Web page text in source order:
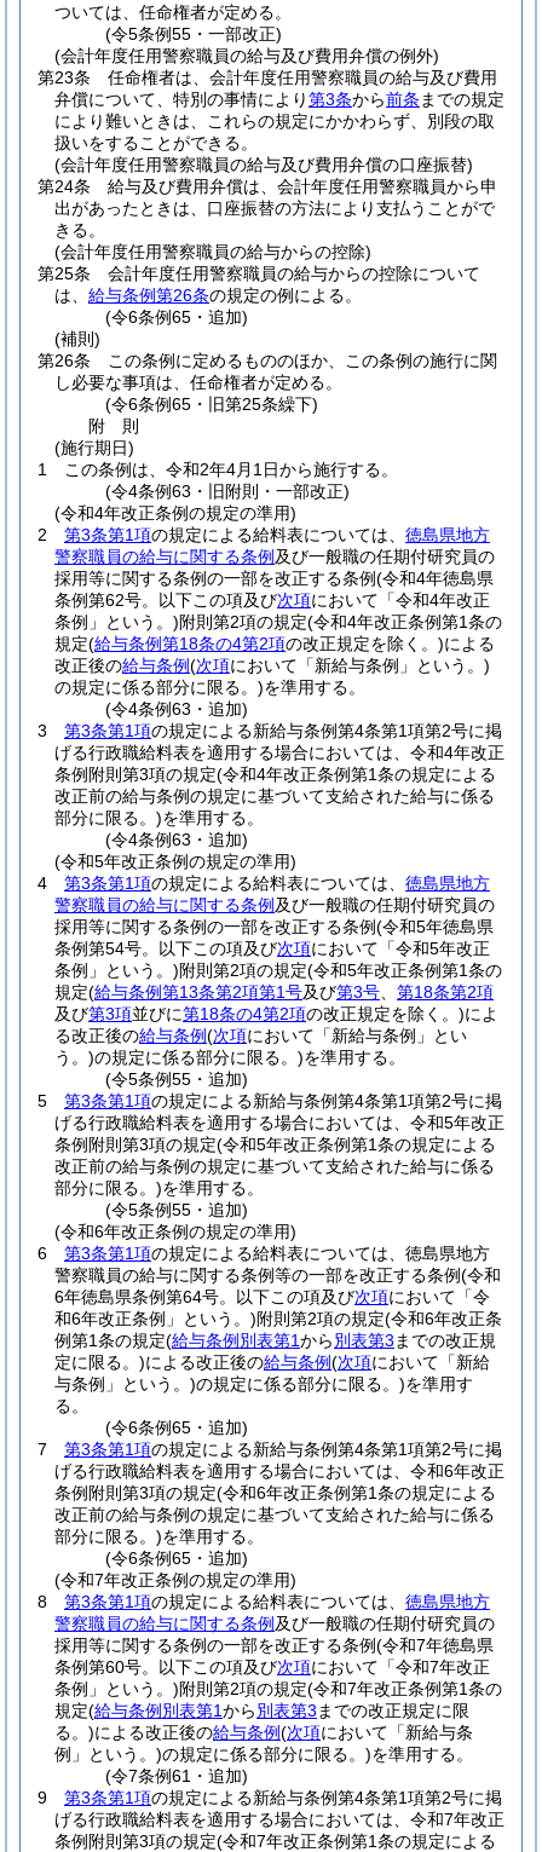
ついては、任命権者が定める。
(令5条例55・一部改正)
(会計年度任用警察職員の給与及び費用弁償の例外)
第23条
任命権者は、会計年度任用警察職員の給与及び費用
弁償について、特別の事情により第3条から前条 までの規定
により難いときは、これらの規定にかかわらず、別段の取
扱いをすることができる。
(会計年度任用警察職員の給与及び費用弁償の口座振替)
第24条
給与及び費用弁償は、会計年度任用警察職員から申
出があったときは、口座振替の方法により支払うことがで
きる。
(会計年度任用警察職員の給与からの控除)
第25条
会計年度任用警察職員の給与からの控除について
は、 給与条例第26条の規定の例による。
(令6条例65・追加)
(補則)
第26条
この条例に定めるもののほか、この条例の施行に関
し必要な事項は、任命権者が定める。
(令6条例65・旧第25条繰下)
附 則
(施行期日)
1
この条例は、令和2年4月1日から施行する。
(令4条例63・旧附則・一部改正)
(令和4年改正条例の規定の準用)
2
第3条第1項の規定による給料表については、 徳島県地方
警察職員の給与に関する条例 及び一般職の任期付研究員の
採用等に関する条例の一部を改正する条例(令和4年徳島県
条例第62号。以下この項及び次項において「令和4年改正
条例」という。)附則第2項の規定(令和4年改正条例第1条の
規定(給与条例第18条の4第2項の改正規定を除く。)による
改正後の給与条例(次項において「新給与条例」という。)
の規定に係る部分に限る。)を準用する。
(令4条例63・追加)
3
第3条第1項の規定による新給与条例第4条第1項第2号に掲
げる行政職給料表を適用する場合においては、令和4年改正
条例附則第3項の規定(令和4年改正条例第1条の規定による
改正前の給与条例の規定に基づいて支給された給与に係る
部分に限る。)を準用する。
(令4条例63・追加)
(令和5年改正条例の規定の準用)
4
第3条第1項の規定による給料表については、 徳島県地方
警察職員の給与に関する条例 及び一般職の任期付研究員の
採用等に関する条例の一部を改正する条例(令和5年徳島県
条例第54号。以下この項及び次項において「令和5年改正
条例」という。)附則第2項の規定(令和5年改正条例第1条の
規定(給与条例第13条第2項第1号及び第3号
第18条第2項
及び第3項並びに第18条の4第2項の改正規定を除く。)によ
る改正後の給与条例(次項において「新給与条例」とい
う。)の規定に係る部分に限る。)を準用する。
(令5条例55・追加)
5
第3条第1項の規定による新給与条例第4条第1項第2号に掲
げる行政職給料表を適用する場合においては、令和5年改正
条例附則第3項の規定(令和5年改正条例第1条の規定による
改正前の給与条例の規定に基づいて支給された給与に係る
部分に限る。)を準用する。
(令5条例55・追加)
(令和6年改正条例の規定の準用)
6
第3条第1項の規定による給料表については、徳島県地方
警察職員の給与に関する条例等の一部を改正する条例(令和
6年徳島県条例第64号。以下この項及び次項において「令
和6年改正条例」という。)附則第2項の規定(令和6年改正条
例第1条の規定(給与条例別表第1から別表第3 までの改正規
定に限る。)による改正後の給与条例(次項において「新給
与条例」という。)の規定に係る部分に限る。)を準用す
る。
(令6条例65・追加)
7
第3条第1項の規定による新給与条例第4条第1項第2号に掲
げる行政職給料表を適用する場合においては、令和6年改正
条例附則第3項の規定(令和6年改正条例第1条の規定による
改正前の給与条例の規定に基づいて支給された給与に係る
部分に限る。)を準用する。
(令6条例65・追加)
(令和7年改正条例の規定の準用)
8
第3条第1項の規定による給料表については、 徳島県地方
警察職員の給与に関する条例 及び一般職の任期付研究員の
採用等に関する条例の一部を改正する条例(令和7年徳島県
条例第60号。以下この項及び次項において「令和7年改正
条例」という。)附則第2項の規定(令和7年改正条例第1条の
規定(給与条例別表第1から別表第3 までの改正規定に限
る。)による改正後の給与条例(次項において「新給与条
例」という。)の規定に係る部分に限る。)を準用する。
(令7条例61・追加)
9
第3条第1項の規定による新給与条例第4条第1項第2号に掲
げる行政職給料表を適用する場合においては、令和7年改正
条例附則第3項の規定(令和7年改正条例第1条の規定による